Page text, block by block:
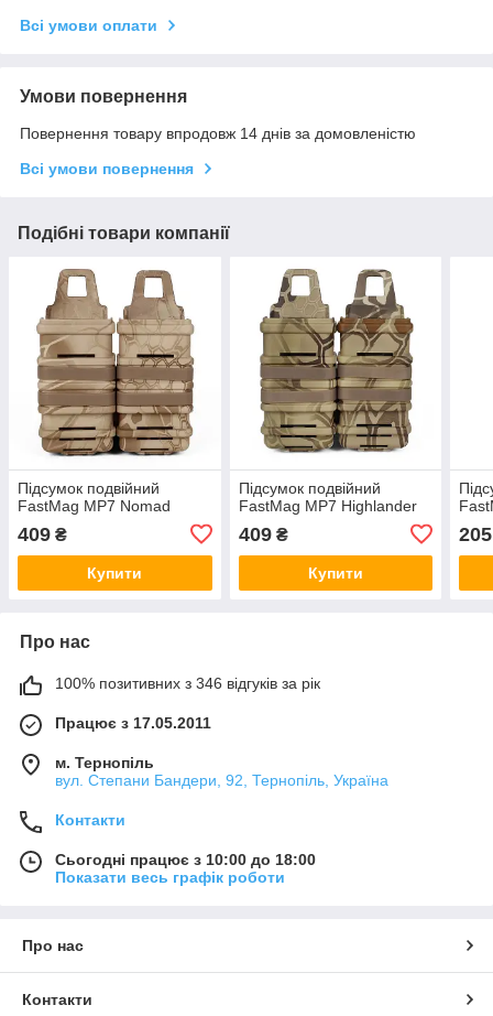
Всі умови оплати
Умови повернення
Повернення товару впродовж 14 днів за домовленістю
Всі умови повернення
Подібні товари компанії
Підсумок подвійний
FastMag MP7 Nomad
409 ₴
Купити
Підсумок подвійний
FastMag MP7 Highlander
409₴
Купити
205
Про нас
100% позитивних з 346 відгуків за рік
Працює з 17.05.2011
м. Тернопіль
вул. Степани Бандери, 92, Тернопіль, Україна
Контакти
Сьогодні працює з 10:00 до 18:00
Показати весь графік роботи
Про нас
Контакти